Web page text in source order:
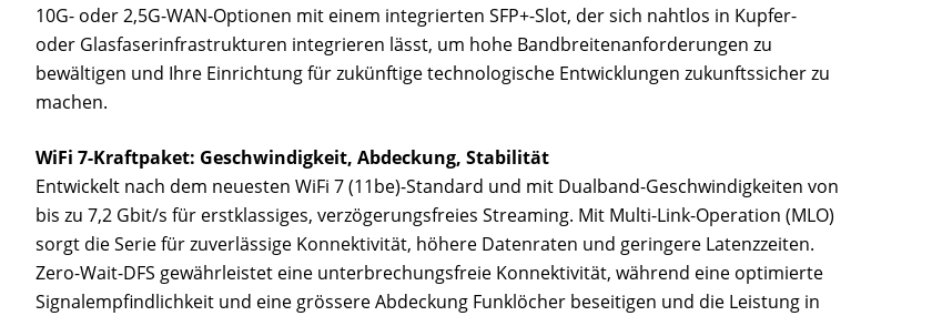
10G- oder 2,5G-WAN-Optionen mit einem integrierten SFP+-Slot, der sich nahtlos in Kupfer-
oder Glasfaserinfrastrukturen integrieren lässt, um hohe Bandbreitenanforderungen zu
bewältigen und Ihre Einrichtung für zukünftige technologische Entwicklungen zukunftssicher zu
machen.
WiFi 7-Kraftpaket: Geschwindigkeit, Abdeckung, Stabilität
Entwickelt nach dem neuesten WiFi 7 (11be)-Standard und mit Dualband-Geschwindigkeiten von
bis zu 7,2 Gbit/s für erstklassiges, verzögerungsfreies Streaming. Mit Multi-Link-Operation (MLO)
sorgt die Serie für zuverlässige Konnektivität, höhere Datenraten und geringere Latenzzeiten.
Zero-Wait-DFS gewährleistet eine unterbrechungsfreie Konnektivität, während eine optimierte
Signalempfindlichkeit und eine grössere Abdeckung Funklöcher beseitigen und die Leistung in